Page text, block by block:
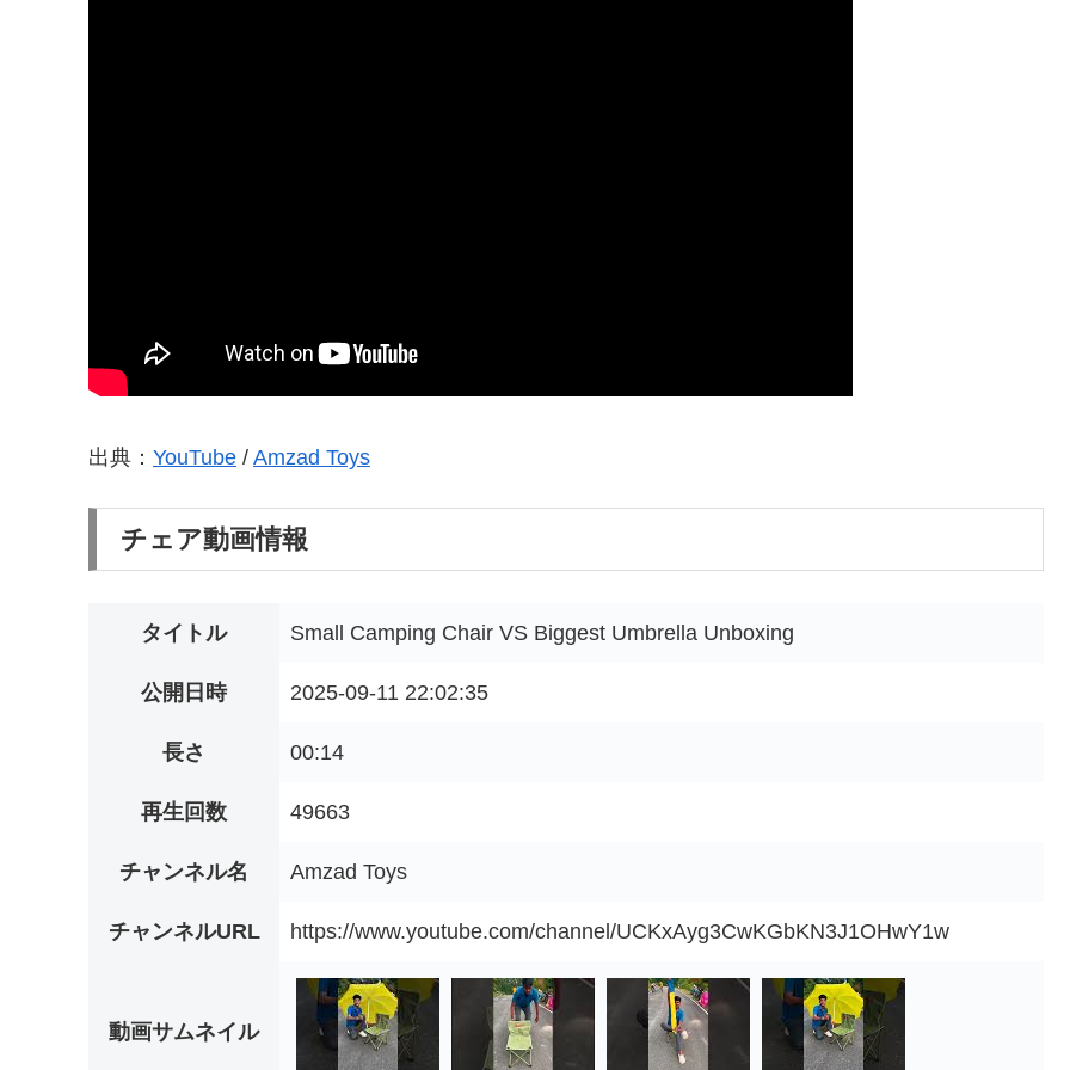
出典： YouTube / Amzad Toys
チェア動画情報
タイトル Small Camping Chair VS Biggest Umbrella Unboxing
公開日時 2025-09-11 22:02:35
長さ 00:14
再生回数 49663
チャンネル名 Amzad Toys
チャンネルURL https://www.youtube.com/channel/UCKxAyg3CwKGbKN3J1OHwY1w
動画サムネイル